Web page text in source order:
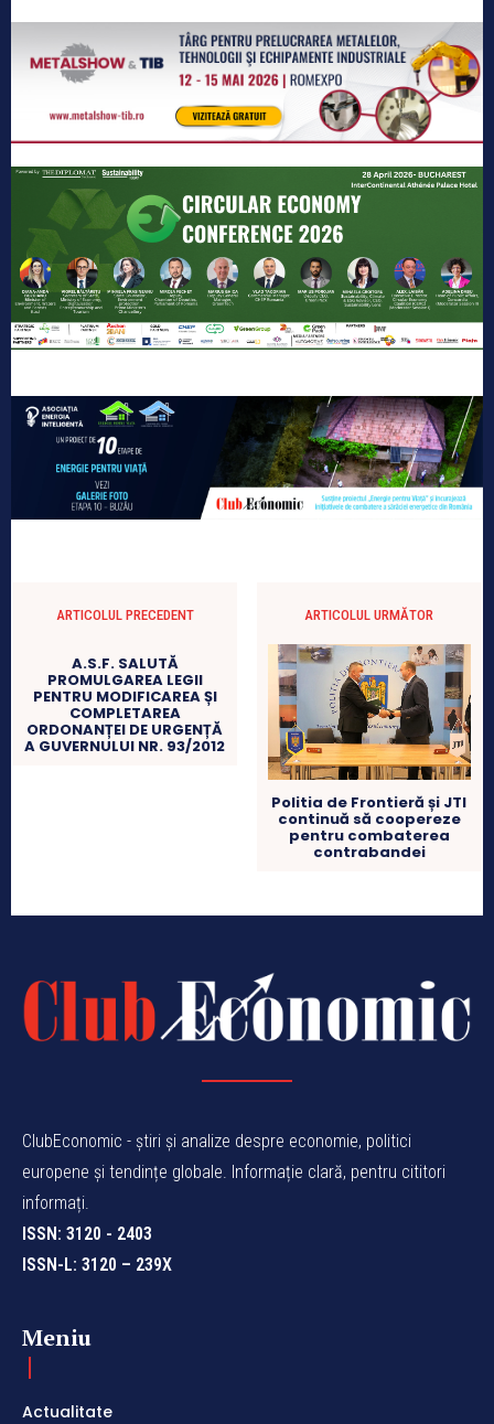
ARTICOLUL PRECEDENT
A.S.F. SALUTĂ
PROMULGAREA LEGII
PENTRU MODIFICAREA ȘI
COMPLETAREA
ORDONANȚEI DE URGENȚĂ
A GUVERNULUI NR. 93/2012
ARTICOLUL URMĂTOR
Politia de Frontieră și JTI
continuă să coopereze
pentru combaterea
contrabandei
ClubEconomic - știri și analize despre economie, politici
europene și tendințe globale. Informație clară, pentru cititori
informați.
ISSN: 3120 - 2403
ISSN-L: 3120 – 239X
Meniu
Actualitate